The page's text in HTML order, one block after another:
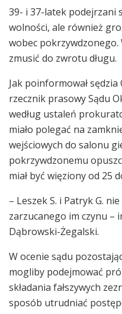
39- i 37-latek podejrzani
wolności, ale również
wobec
zmusić do zwrotu długu.
Jak poinformował
rzecznik prasowy Sądu
według ustaleń
miało polegać na
wejściowych do salonu
pokrzywdzonemu
miał być więziony od 25
– Leszek S. i Patryk G.
zarzucanego im czynu –
Dąbrowski-Żegalski.
W ocenie sądu
mogliby podejmować
składania fałszywych
sposób utrudniać